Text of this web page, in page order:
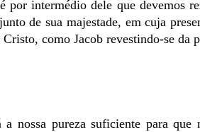
por intermédio dele que devemos
de sua majestade, em cuja
como Jacob revestindo-se da
nossa pureza suficiente para que